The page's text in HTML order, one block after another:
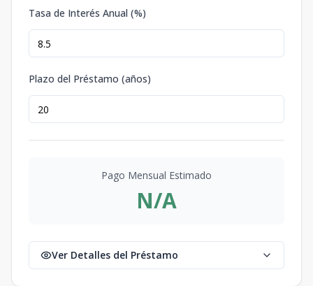
Tasa de Interés Anual (%)
Plazo del Préstamo (años)
Pago Mensual Estimado
N/A
Ver Detalles del Préstamo